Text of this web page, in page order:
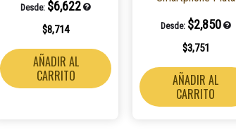
Desde: $6,622
$8,714
AÑADIR AL
CARRITO
Desde: $2,850
$3,751
AÑADIR AL
CARRITO